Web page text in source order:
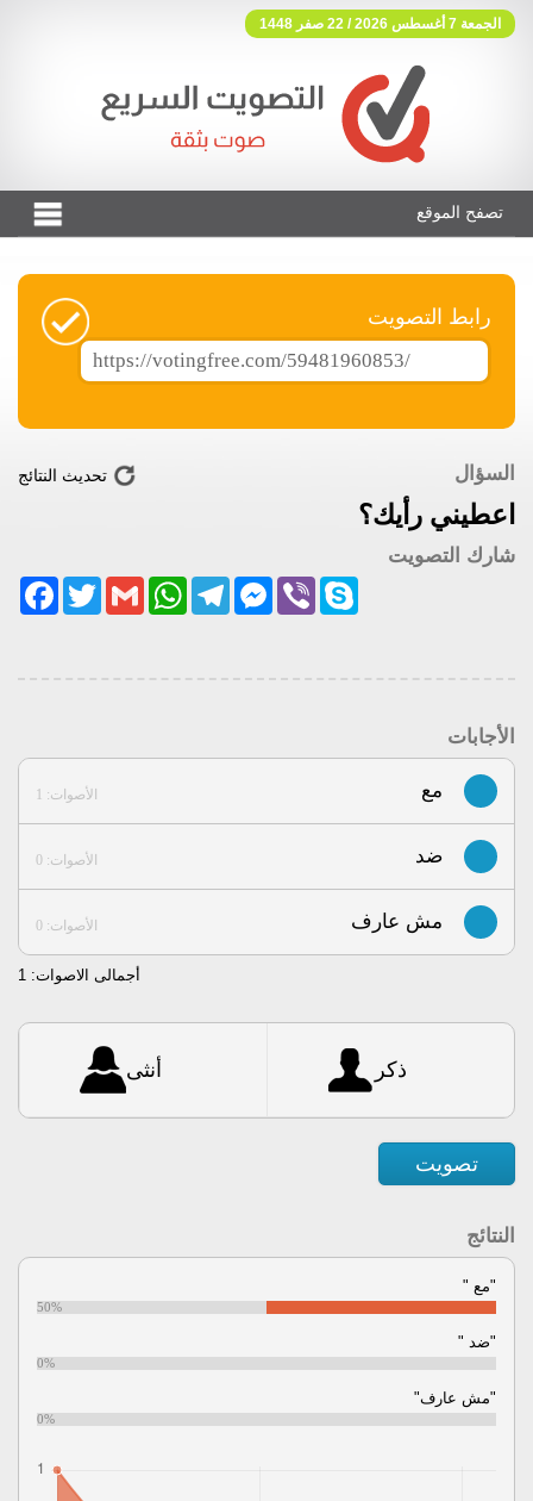
الجمعة 7 أغسطس 2026 / 22 صفر 1448
فوتنج فري موقع تصويت مجاني
تصفح الموقع
رابط التصويت
السؤال
اعطيني رأيك؟
تحديث النتائج
شارك التصويت
TwitterGmail
WhatsAppTelegram
Messenger ViberSkype
الأجابات
الأصوات: 1 مع
الأصوات: 0 ضد
الأصوات: 0 مش عارف
أجمالى الاصوات: 1
ذكر أنثى
تصويت
النتائج
"مع "
50%
"ضد "
0%
"مش عارف"
0%